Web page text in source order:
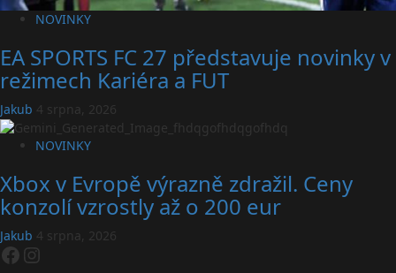
NOVINKY
EA SPORTS FC 27 představuje novinky v
režimech Kariéra a FUT
Jakub 4 srpna, 2026
NOVINKY
Xbox v Evropě výrazně zdražil. Ceny
konzolí vzrostly až o 200 eur
Jakub 4 srpna, 2026
Facebook
Instagram